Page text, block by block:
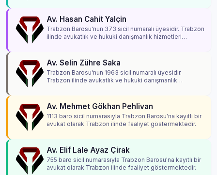
Av. Hasan Cahit Yalçin
Trabzon Barosu'nun 373 sicil numaralı üyesidir. Trabzon
ilinde avukatlık ve hukuki danışmanlık hizmetleri
Av. Selin Zühre Saka
Trabzon Barosu'nun 1963 sicil numaralı üyesidir.
Trabzon ilinde avukatlık ve hukuki danışmanlık
Av. Mehmet Gökhan Pehlivan
1113 baro sicil numarasıyla Trabzon Barosu'na kayıtlı bir
avukat olarak Trabzon ilinde faaliyet göstermektedir.
Av. Elif Lale Ayaz Çirak
755 baro sicil numarasıyla Trabzon Barosu'na kayıtlı bir
avukat olarak Trabzon ilinde faaliyet göstermektedir.